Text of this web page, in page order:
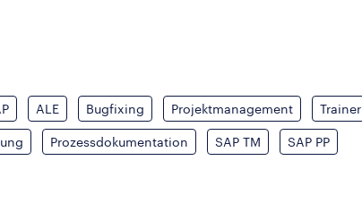
ALE Bugfixing Projektmanagement Trainer
Prozessdokumentation SAP TM SAP PP